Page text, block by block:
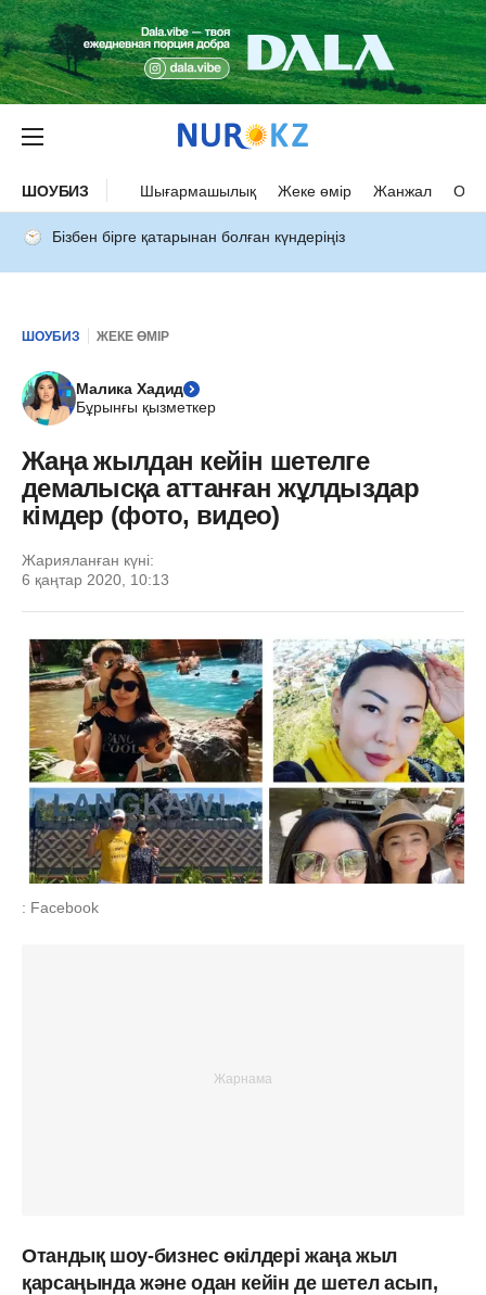
ШОУБИЗ Шығармашылық Жеке өмір Жанжал
Бізбен бірге қатарынан болған күндеріңіз
ШОУБИЗ ЖЕКЕ ӨМІР
Малика Хадид
Бұрынғы қызметкер
Жаңа жылдан кейін шетелге
демалысқа аттанған жұлдыздар
кімдер (фото, видео)
Жарияланған күні:
6 қаңтар 2020, 10:13
: Facebook
Отандық шоу-бизнес өкілдері жаңа жыл
қарсаңында және одан кейін де шетел асып,